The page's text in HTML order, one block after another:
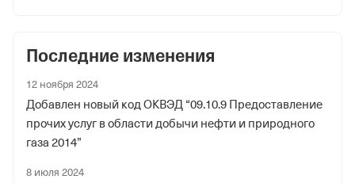
Регистрационный номер в ПФР
1021722903
Дата регистрации
11 октября 2022
Наименование территориального органа
Последние изменения
12 ноября 2024
Добавлен новый код ОКВЭД “09.10.9 Предоставление
прочих услуг в области добычи нефти и природного
газа 2014”
8 июля 2024